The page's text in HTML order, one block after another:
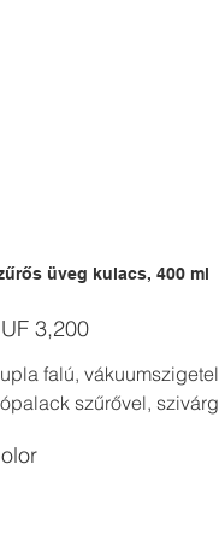
üveg kulacs, 400 ml
3,200
falú,
szűrővel,